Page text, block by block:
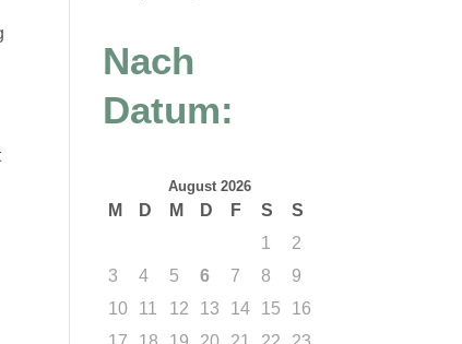
Nach
Datum:
August 2026
M D M D F S
S
1
2
3
4 5 6 7 8
9
10
11 12 13 14 15
16